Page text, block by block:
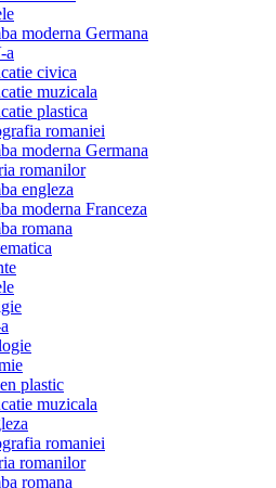
moderna Germana
a
civica
muzicala
plastica
romaniei
moderna Germana
romanilor
engleza
moderna Franceza
romana
plastic
muzicala
romaniei
romanilor
romana